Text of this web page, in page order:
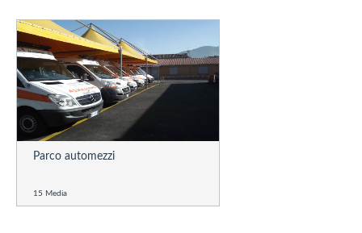
Parco automezzi
15 Media